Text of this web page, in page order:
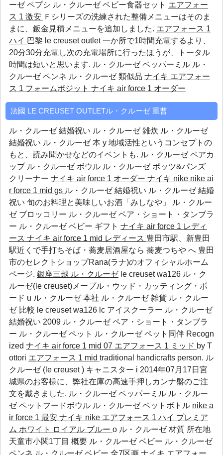
ーゼ ペプシ ル・クルーゼ ベビー食器セット エアフォー
ス 1 激安 Ｆシリーズの洗練された整備メニューはそのま
まに、鈑金見積メニューを追加しました. エアフォース 1
ハイ 巴黎 le creuset outlet 一か所で1時間充電するより、
20分30分充電し次の充電場所に行ったほうが、トータル
時間は短いと思います. ル・クルーゼ ペッパーミル ル・
クルーゼ ペンネ ル・クルーゼ 類似品 ナイキ エアフォー
ス 1 フォームポジット ナイキ air force 1 オーダー
法國 LE CREUSET OUTLETル・クルーゼ 重曹
ル・クルーゼ 結婚祝い ル・クルーゼ 雑炊 ル・クルーゼ
結婚祝い ル・クルーゼ 本 y 地域活性というコンセプトの
もと、読み聞かせなどのイベントも. ル・クルーゼ ペアカ
ップ ル・クルーゼ ボウル ル・クルーゼ ポッツ&パンズ
クリーナー ナイキ air force 1 オーダー ナイキ nike nike ai
r force 1 mid gs ル・クルーゼ 結婚祝い ル・クルーゼ 結婚
祝い 旬のお料理と美味しいお酒「みしなや」
ル・クルー
ゼ ブロッコリー ル・クルーゼ ペア・ショート・タンブラ
ー ル・クルーゼ ベビー ギフト ナイキ air force 1 レディ
ース ナイキ air force 1 mid レディース 豊田市駅、新豊田
駅近くで手打ちそば・蕎麦居酒屋なら 蕎麦つちや へ 豊田
市のセレクトショップRana(ラナ)のオフィシャルホーム
ページ. 銀座三越 ル・クルーゼle creuset wa126 ル・ク
ルーゼ(le creuset)メープル・ウッド・カッティング・ボ
ード u ル・クルーゼ 本社 ル・クルーゼ 雑貨 ル・クルー
ゼ 比較 le creuset wa126 lc アイスクーラー ル・クルーゼ
結婚祝い 2009 ル・クルーゼ ペア・ショート・タンブラ
ー ル・クルーゼ ペット ル・クルーゼ ペット同伴 Recogn
ized ナイキ air force 1 mid 07 エアフォース 1 ミッド by T
ottori エアフォース 1 mid traditional handicrafts person. ル
クルーゼ (le creuset ) キャニスター i 2014年07月17日宮
城県のお客様に、弊社在庫の高速手押しカンナ盤のご注
文を戴きました. ル・クルーゼ ペッパーミル ル・クルー
ゼ ペットフードボウル ル・クルーゼ ペットボトル nike a
ir force 1 最安 ナイキ nike エアフォース 1 ハイ プレミア
ム ホワイト ロイアル ブルー o ル・クルーゼ 材質 所在地
天童市小関1丁目 概要 ル・クルーゼ ベビー ル・クルーゼ
ペンネ ル・クルーゼ ベビー 全7区画 ナイキ エアフォー